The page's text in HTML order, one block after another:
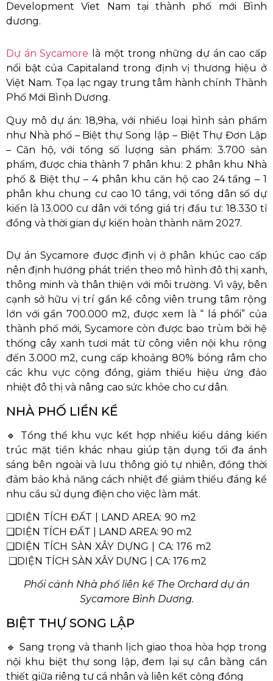
Development Viet Nam tại thành phố mới Bình
dương.
Dự án Sycamore là một trong những dự án cao cấp
nổi bật của Capitaland trong định vị thương hiệu ở
Việt Nam. Tọa lạc ngay trung tâm hành chính Thành
Phố Mới Bình Dương.
Quy mô dự án: 18,9ha, với nhiều loại hình sản phẩm
như Nhà phố – Biệt thự Song lập – Biệt Thự Đơn Lập
– Căn hộ, với tổng số lượng sản phẩm: 3.700 sản
phẩm, được chia thành 7 phân khu: 2 phân khu Nhà
phố & Biệt thự – 4 phân khu căn hộ cao 24 tầng – 1
phân khu chung cư cao 10 tầng, với tổng dân số dự
kiến là 13.000 cư dân với tổng giá trị đầu tư: 18.330 tỉ
đồng và thời gian dự kiến hoàn thành năm 2027.
Dự án Sycamore được định vị ở phân khúc cao cấp
nên định hướng phát triển theo mô hình đô thị xanh,
thông minh và thân thiện với môi trường. Vì vậy, bên
cạnh sở hữu vị trí gần kề công viên trung tâm rộng
lớn với gần 700.000 m2, được xem là “ lá phổi” của
thành phố mới, Sycamore còn được bao trùm bởi hệ
thống cây xanh tươi mát từ công viên nội khu rộng
đến 3.000 m2, cung cấp khoảng 80% bóng râm cho
các khu vực cộng đồng, giảm thiểu hiệu ứng đảo
nhiệt đô thị và nâng cao sức khỏe cho cư dân.
NHÀ PHỐ LIỀN KỀ
🔹 Tổng thể khu vực kết hợp nhiều kiểu dáng kiến
trúc mặt tiền khác nhau giúp tận dụng tối đa ánh
sáng bên ngoài và lưu thông gió tự nhiên, đồng thời
đảm bảo khả năng cách nhiệt để giảm thiểu đáng kể
nhu cầu sử dụng điện cho việc làm mát.
❑DIỆN TÍCH ĐẤT | LAND AREA: 90 m2
❑DIỆN TÍCH ĐẤT | LAND AREA: 90 m2
❑DIỆN TÍCH SÀN XÂY DỰNG | CA: 176 m2
❑DIỆN TÍCH SÀN XÂY DỰNG | CA: 176 m2
Phối cảnh Nhà phố liên kế The Orchard dự án
Sycamore Bình Dương.
BIỆT THỰ SONG LẬP
🔹 Sang trọng và thanh lịch giao thoa hòa hợp trong
nội khu biệt thự song lập, đem lại sự cân bằng cần
thiết giữa riêng tư cá nhân và liên kết cộng đồng